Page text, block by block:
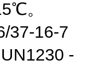
。
37-16-7
-